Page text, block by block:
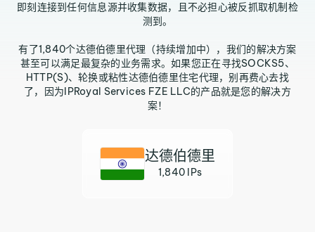
即刻连接到任何信息源并收集数据，且不必担心被反抓取机制检
测到。
有了1,840个达德伯德里代理（持续增加中），我们的解决方案
甚至可以满足最复杂的业务需求。如果您正在寻找SOCKS5、
HTTP(S)、轮换或粘性达德伯德里住宅代理，别再费心去找
了，因为IPRoyal Services FZE LLC的产品就是您的解决方
案！
达德伯德里
1,840 IPs